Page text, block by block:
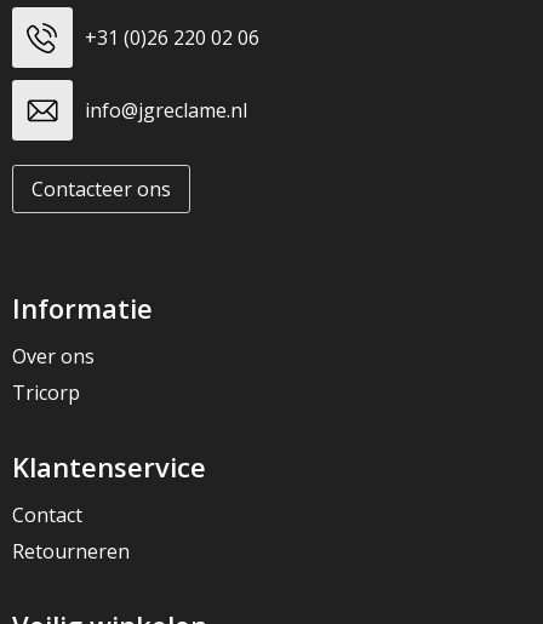
+31 (0)26 220 02 06
info@jgreclame.nl
Contacteer ons
Informatie
Over ons
Tricorp
Klantenservice
Contact
Retourneren